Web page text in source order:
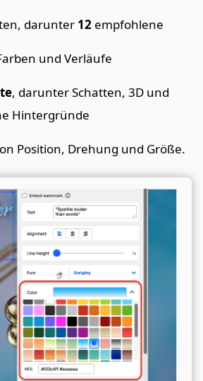
darunter 12 empfohlene
und Verläufe
, darunter Schatten, 3D und
Hintergründe
Position, Drehung und Größe.